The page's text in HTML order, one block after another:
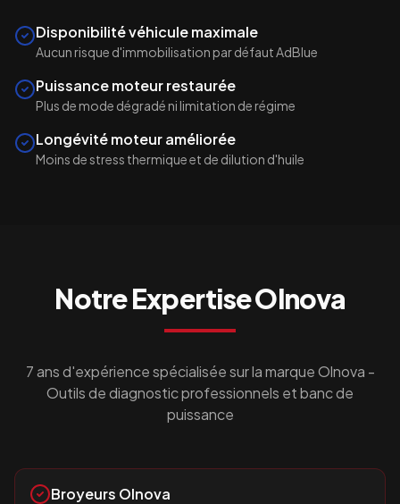
Disponibilité véhicule maximale
Aucun risque d'immobilisation par défaut AdBlue
Puissance moteur restaurée
Plus de mode dégradé ni limitation de régime
Longévité moteur améliorée
Moins de stress thermique et de dilution d'huile
Notre ExpertiseOlnova
7 ans d'expérience spécialisée sur la marqueOlnova -
Outils de diagnostic professionnels et banc de
puissance
Broyeurs Olnova